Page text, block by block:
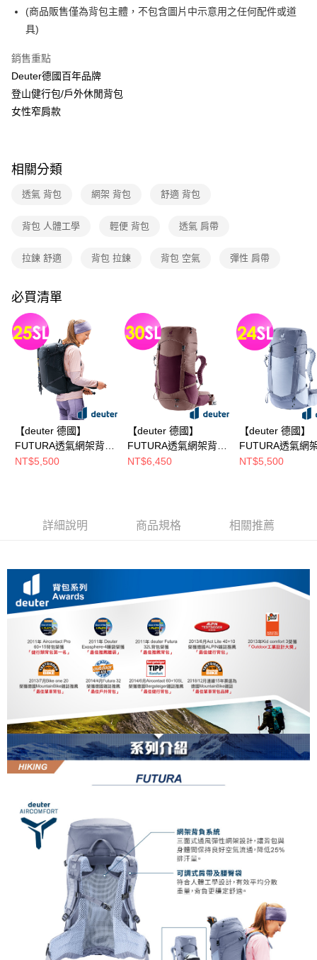
3.實際核准額度、可分期數及費用金額請依後續交易確認頁面所載為準。
4.訂單成立30分鐘內，如未前往確認交易或遇審核未通過，訂單將自動取
消。如遇「轉專審核」未通過狀況，表示未達大哥付你分期系統評分，恕無
【繳款方式說明】
1.分期款項不併入電信帳單，「大哥付你分期」於每月結算日後寄送繳費提
醒簡訊。
2.透過簡訊連結打開帳單後，可選擇「超商條碼／台灣大直營門市／銀行轉
帳／街口支付／iPASS MONEY」等通路繳費。
買賣價金債權讓與本公司後，依約使用本公司帳單繳交帳款。
資料（包含姓名、電話或地址）提供予台灣大哥大進項蒐集、處理及利用，
3.完整用戶服務條款，請詳閱以下連結：
https://oppay.tw/userRule
新竹貨運
每筆NT$80，滿NT$790(含以上)免運費
付款後門市自取
每筆NT$80，滿NT$790(含以上)免運費
(商品販售僅為背包主體，不包含圖片中示意用之任何配件或道
具)
銷售重點
Deuter德國百年品牌
登山健行包/戶外休閒背包
女性窄肩款
相關分類
透氣 背包 網架 背包 舒適 背包
背包 人體工學 輕便 背包 透氣 肩帶
拉鍊 舒適 背包 拉鍊 背包 空氣 彈性 肩帶
必買清單
【deuter 德國】
FUTURA透氣網架背
包/健行包
NT$5,500
【deuter 德國】
FUTURA透氣網架背
包/健行包
NT$6,450
【deuter 德國】
FUTURA透氣網
包/健行包
NT$5,500
詳細說明 商品規格 相關推薦